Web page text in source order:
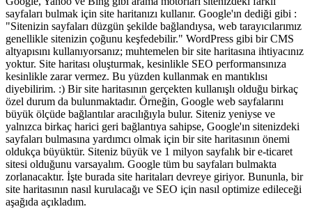
sayfaları bulmak için site haritanızı kullanır. Google'ın dediği gibi :
"Sitenizin sayfaları düzgün şekilde bağlandıysa, web tarayıcılarımız
genellikle sitenizin çoğunu keşfedebilir." WordPress gibi bir CMS
altyapısını kullanıyorsanız; muhtemelen bir site haritasına ihtiyacınız
yoktur. Site haritası oluşturmak, kesinlikle SEO performansınıza
kesinlikle zarar vermez. Bu yüzden kullanmak en mantıklısı
diyebilirim. :) Bir site haritasının gerçekten kullanışlı olduğu birkaç
özel durum da bulunmaktadır. Örneğin, Google web sayfalarını
büyük ölçüde bağlantılar aracılığıyla bulur. Siteniz yeniyse ve
yalnızca birkaç harici geri bağlantıya sahipse, Google'ın sitenizdeki
sayfaları bulmasına yardımcı olmak için bir site haritasının önemi
oldukça büyüktür. Siteniz büyük ve 1 milyon sayfalık bir e-ticaret
sitesi olduğunu varsayalım. Google tüm bu sayfaları bulmakta
zorlanacaktır. İşte burada site haritaları devreye giriyor. Bununla, bir
site haritasının nasıl kurulacağı ve SEO için nasıl optimize edileceği
aşağıda açıkladım.